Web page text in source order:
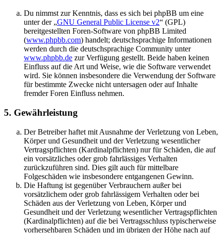
Du nimmst zur Kenntnis, dass es sich bei phpBB um eine
unter der „GNU General Public License v2“ (GPL)
bereitgestellten Foren-Software von phpBB Limited
(www.phpbb.com) handelt; deutschsprachige Informationen
werden durch die deutschsprachige Community unter
www.phpbb.de zur Verfügung gestellt. Beide haben keinen
Einfluss auf die Art und Weise, wie die Software verwendet
wird. Sie können insbesondere die Verwendung der Software
für bestimmte Zwecke nicht untersagen oder auf Inhalte
fremder Foren Einfluss nehmen.
5. Gewährleistung
Der Betreiber haftet mit Ausnahme der Verletzung von Leben,
Körper und Gesundheit und der Verletzung wesentlicher
Vertragspflichten (Kardinalpflichten) nur für Schäden, die auf
ein vorsätzliches oder grob fahrlässiges Verhalten
zurückzuführen sind. Dies gilt auch für mittelbare
Folgeschäden wie insbesondere entgangenen Gewinn.
Die Haftung ist gegenüber Verbrauchern außer bei
vorsätzlichem oder grob fahrlässigem Verhalten oder bei
Schäden aus der Verletzung von Leben, Körper und
Gesundheit und der Verletzung wesentlicher Vertragspflichten
(Kardinalpflichten) auf die bei Vertragsschluss typischerweise
vorhersehbaren Schäden und im übrigen der Höhe nach auf